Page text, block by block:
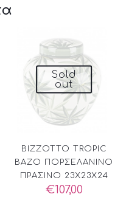
Sold
out
BIZZOTTO TROPIC
ΒΑΖΟ ΠΟΡΣΕΛΑΝΙΝΟ
ΠΡΑΣΙΝΟ 23X23X24
€107,00